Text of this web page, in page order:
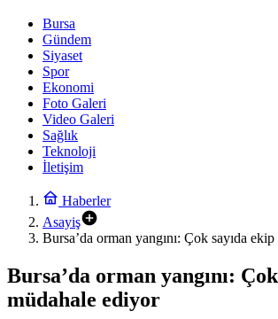
Bursa
Gündem
Siyaset
Spor
Ekonomi
Foto Galeri
Video Galeri
Sağlık
Teknoloji
İletişim
Haberler
Asayiş
Bursa’da orman yangını: Çok sayıda
Bursa’da orman yangını:
müdahale ediyor